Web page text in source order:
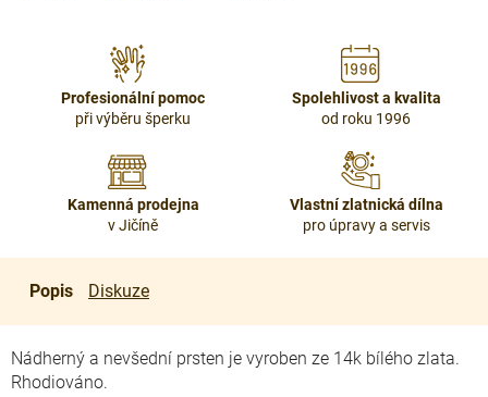
Profesionální pomoc
při výběru šperku
Spolehlivost a kvalita
od roku 1996
Kamenná prodejna
v Jičíně
Vlastní zlatnická dílna
pro úpravy a servis
Popis Diskuze
Nádherný a nevšední prsten je vyroben ze 14k bílého zlata.
Rhodiováno.